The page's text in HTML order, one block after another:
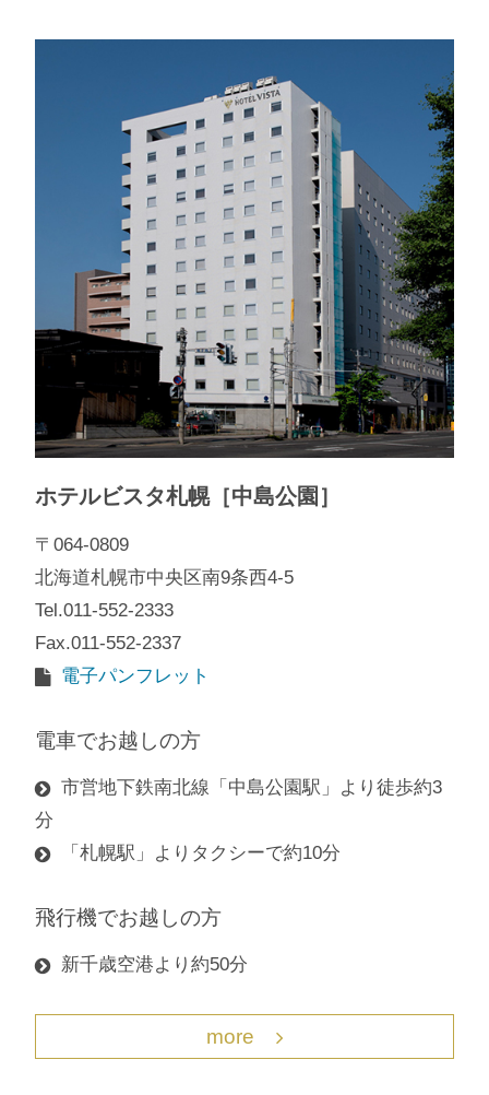
ホテルビスタ札幌［中島公園］
〒064-0809
北海道札幌市中央区南9条西4-5
Tel.011-552-2333
Fax.011-552-2337
電子パンフレット
電車でお越しの方
市営地下鉄南北線「中島公園駅」より徒歩約3
分
「札幌駅」よりタクシーで約10分
飛行機でお越しの方
新千歳空港より約50分
more